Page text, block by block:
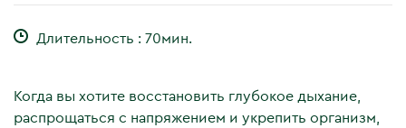
Длительность : 70мин.
Когда вы хотите восстановить глубокое дыхание,
распрощаться с напряжением и укрепить организм,